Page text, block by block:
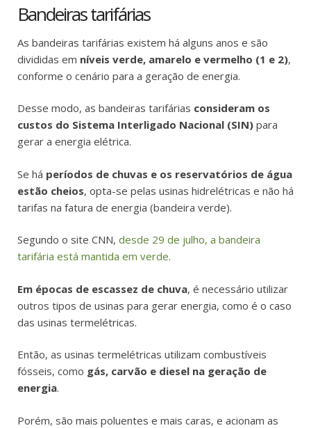
Bandeiras tarifárias
As bandeiras tarifárias existem há alguns anos e são
divididas em níveis verde, amarelo e vermelho (1 e 2),
conforme o cenário para a geração de energia.
Desse modo, as bandeiras tarifárias consideram os
custos do Sistema Interligado Nacional (SIN) para
gerar a energia elétrica.
Se há períodos de chuvas e os reservatórios de água
estão cheios, opta-se pelas usinas hidrelétricas e não há
tarifas na fatura de energia (bandeira verde).
Segundo o site CNN, desde 29 de julho, a bandeira
tarifária está mantida em verde.
Em épocas de escassez de chuva, é necessário utilizar
outros tipos de usinas para gerar energia, como é o caso
das usinas termelétricas.
Então, as usinas termelétricas utilizam combustíveis
fósseis, como gás, carvão e diesel na geração de
energia.
Porém, são mais poluentes e mais caras, e acionam as